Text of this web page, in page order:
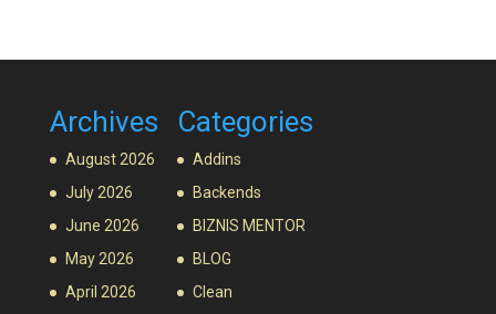
Archives
August 2026
July 2026
June 2026
May 2026
April 2026
Categories
Addins
Backends
BIZNIS MENTOR
BLOG
Clean